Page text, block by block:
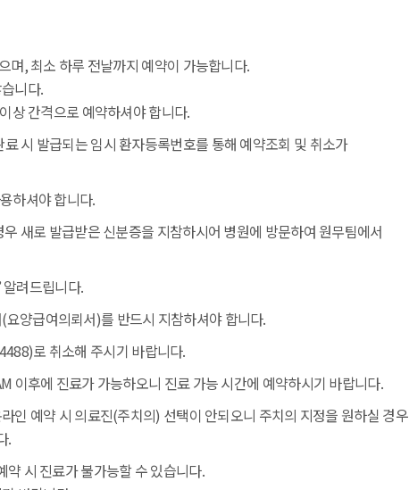
며, 최소 하루 전날까지 예약이 가능합니다.
니다.
상 간격으로 예약하셔야 합니다.
시 발급되는 임시 환자등록번호를 통해 예약조회 및 취소가
하셔야 합니다.
새로 발급받은 신분증을 지참하시어 병원에 방문하여 원무팀에서
려드립니다.
양급여의뢰서)를 반드시 지참하셔야 합니다.
로 취소해 주시기 바랍니다.
이후에 진료가 가능하오니 진료 가능 시간에 예약하시기 바랍니다.
인 예약 시 의료진(주치의) 선택이 안되오니 주치의 지정을 원하실 경우
.
시 진료가 불가능할 수 있습니다.